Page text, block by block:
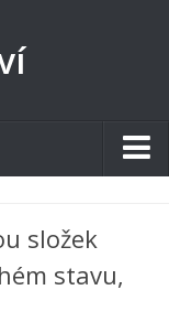
složek
stavu,